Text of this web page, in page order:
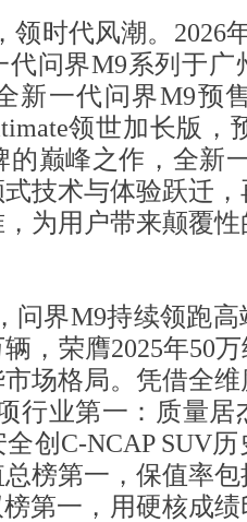
时代风潮。2026
代问界M9系列于广
新一代问界M9预
领世加长版，
的巅峰之作，全新
技术与体验跃迁
为用户带来颠覆
界M9持续领跑高
，荣膺2025年50
场格局。凭借全
行业第一：质量居
创C-NCAP SUV
榜第一，保值率
第一，用硬核成